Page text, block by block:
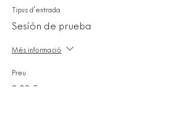
Tipus d'entrada
Sesión de prueba
Més informació
Preu
0,00 €